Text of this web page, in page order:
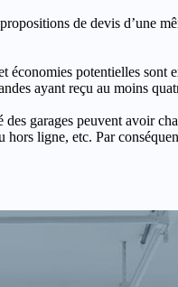
de devis d’une
potentielles sont
ayant reçu au moins
garages peuvent avoir
ligne, etc. Par